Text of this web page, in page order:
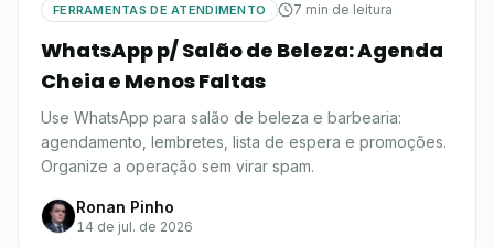
FERRAMENTAS DE ATENDIMENTO 7 min de leitura
WhatsApp p/ Salão de Beleza: Agenda
Cheia e Menos Faltas
Use WhatsApp para salão de beleza e barbearia:
agendamento, lembretes, lista de espera e promoções.
Organize a operação sem virar spam.
Ronan Pinho
14 de jul. de 2026